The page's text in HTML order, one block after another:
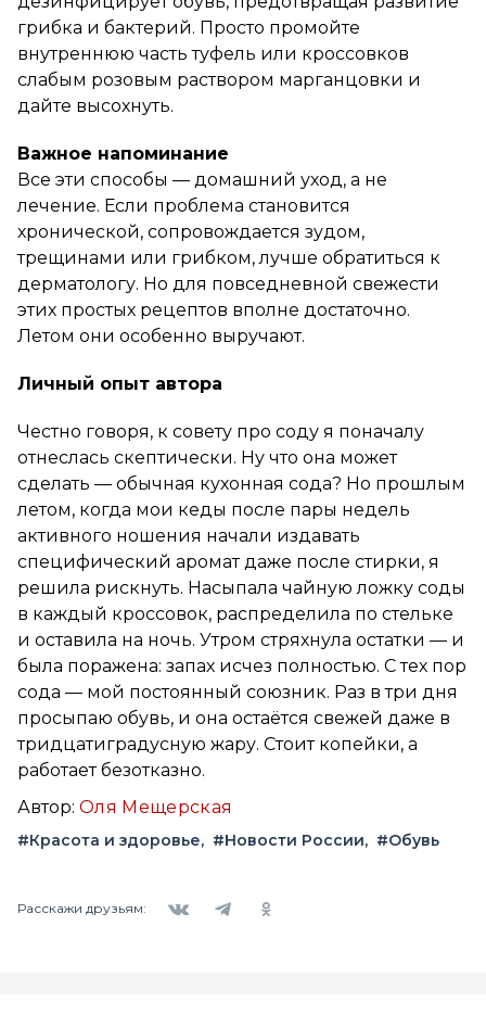
грибка и бактерий. Просто промойте
внутреннюю часть туфель или кроссовков
слабым розовым раствором марганцовки и
дайте высохнуть.
Важное напоминание
Все эти способы — домашний уход, а не
лечение. Если проблема становится
хронической, сопровождается зудом,
трещинами или грибком, лучше обратиться к
дерматологу. Но для повседневной свежести
этих простых рецептов вполне достаточно.
Летом они особенно выручают.
Личный опыт автора
Честно говоря, к совету про соду я поначалу
отнеслась скептически. Ну что она может
сделать — обычная кухонная сода? Но прошлым
летом, когда мои кеды после пары недель
активного ношения начали издавать
специфический аромат даже после стирки, я
решила рискнуть. Насыпала чайную ложку соды
в каждый кроссовок, распределила по стельке
и оставила на ночь. Утром стряхнула остатки — и
была поражена: запах исчез полностью. С тех пор
сода — мой постоянный союзник. Раз в три дня
просыпаю обувь, и она остаётся свежей даже в
тридцатиградусную жару. Стоит копейки, а
работает безотказно.
Автор: Оля Мещерская
#Красота и здоровье #Новости России #Обувь
Расскажи друзьям: